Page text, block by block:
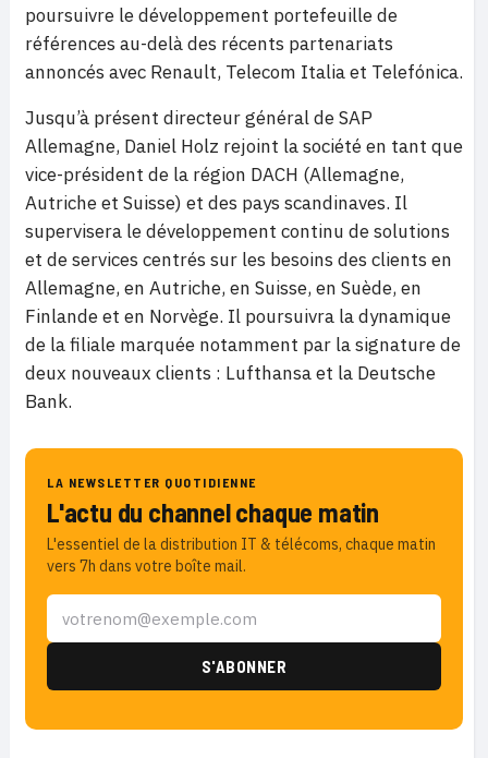
poursuivre le développement portefeuille de
références au-delà des récents partenariats
annoncés avec Renault, Telecom Italia et Telefónica.
Jusqu’à présent directeur général de SAP
Allemagne, Daniel Holz rejoint la société en tant que
vice-président de la région DACH (Allemagne,
Autriche et Suisse) et des pays scandinaves. Il
supervisera le développement continu de solutions
et de services centrés sur les besoins des clients en
Allemagne, en Autriche, en Suisse, en Suède, en
Finlande et en Norvège. Il poursuivra la dynamique
de la filiale marquée notamment par la signature de
deux nouveaux clients : Lufthansa et la Deutsche
Bank.
LA NEWSLETTER QUOTIDIENNE
L'actu du channel chaque matin
L'essentiel de la distribution IT & télécoms, chaque matin
vers 7h dans votre boîte mail.